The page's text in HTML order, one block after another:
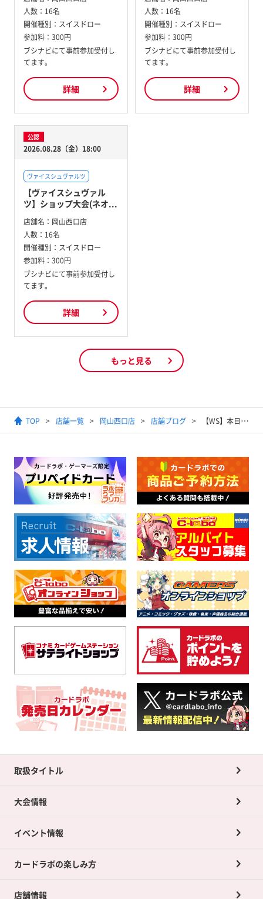
人数： 16名
開催種別： スイスドロー
参加料： 300円
ブシナビにて事前参加受付し
てます。
詳細
人数： 16名
開催種別： スイスドロー
参加料： 300円
ブシナビにて事前参加受付し
てます。
詳細
公認
2026.08.28（金）18:00
ヴァイスシュヴァルツ
【ヴァイスシュヴァル
ツ】ショップ大会(ネオ...
店舗名： 岡山西口店
人数： 16名
開催種別： スイスドロー
参加料： 300円
ブシナビにて事前参加受付し
てます。
詳細
もっと見る
TOP 店舗一覧 岡山西口店 店舗ブログ 【WS】本日開催のタイトルカップ《冴えない彼女の育て方》結果発表！！
取扱タイトル
大会情報
イベント情報
カードラボの楽しみ方
店舗情報